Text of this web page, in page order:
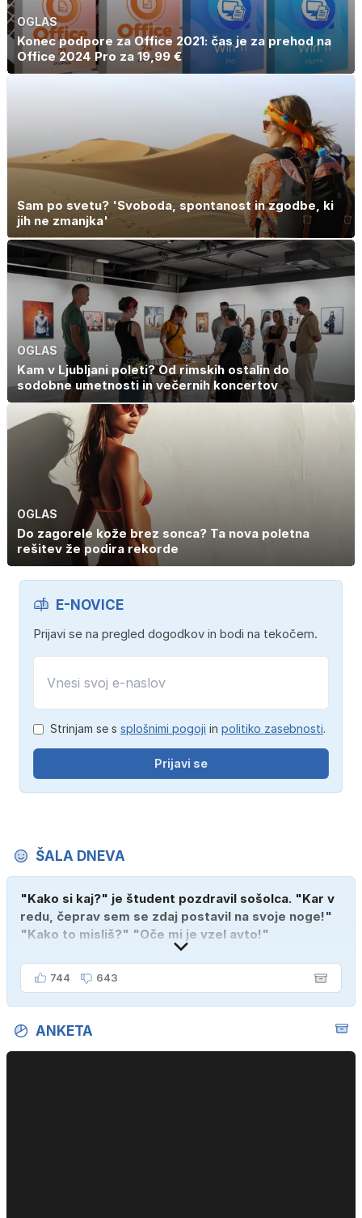
OGLAS
Konec podpore za Office 2021: čas je za prehod na
Office 2024 Pro za 19,99 €
Sam po svetu? 'Svoboda, spontanost in zgodbe, ki
jih ne zmanjka'
OGLAS
Kam v Ljubljani poleti? Od rimskih ostalin do
sodobne umetnosti in večernih koncertov
OGLAS
Do zagorele kože brez sonca? Ta nova poletna
rešitev že podira rekorde
E-NOVICE
Prijavi se na pregled dogodkov in bodi na tekočem.
Strinjam se s splošnimi pogoji in politiko zasebnosti.
Prijavi se
ŠALA DNEVA
"Kako si kaj?" je študent pozdravil sošolca. "Kar v
redu, čeprav sem se zdaj postavil na svoje noge!"
"Kako to misliš?" "Oče mi je vzel avto!"
744 643
ANKETA